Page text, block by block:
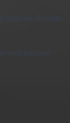
memória de como
você pertence